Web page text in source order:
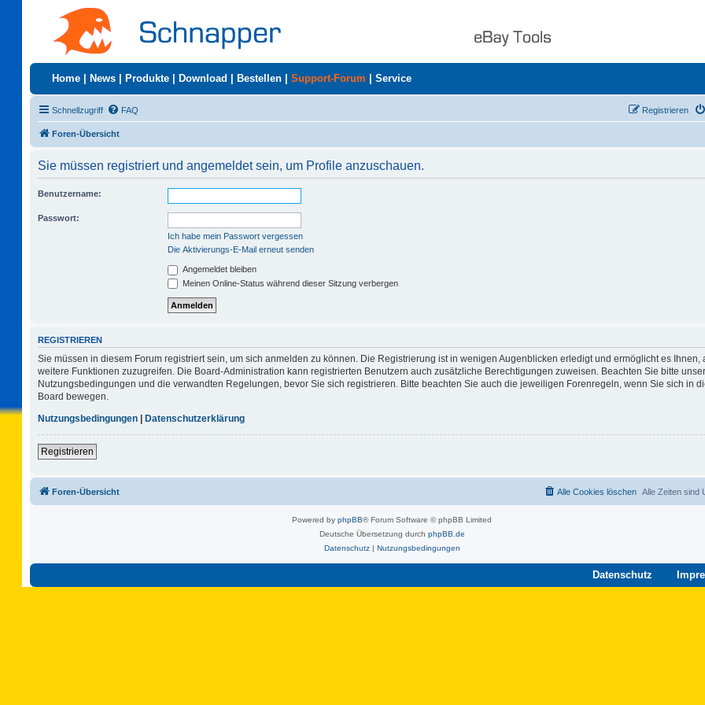
Home News Produkte Download Bestellen Support-Forum Service
Schnellzugriff FAQ Registrieren
Foren-Übersicht
Sie müssen registriert und angemeldet sein, um Profile anzuschauen.
Benutzername:
Passwort:
Ich habe mein Passwort vergessen
Die Aktivierungs-E-Mail erneut senden
Angemeldet bleiben
Meinen Online-Status während dieser Sitzung verbergen
REGISTRIEREN
Sie müssen in diesem Forum registriert sein, um sich anmelden zu können. Die Registrierung ist in wenigen Augenblicken erledigt und ermöglicht es Ihnen,
weitere Funktionen zuzugreifen. Die Board-Administration kann registrierten Benutzern auch zusätzliche Berechtigungen zuweisen. Beachten Sie bitte
Nutzungsbedingungen und die verwandten Regelungen, bevor Sie sich registrieren. Bitte beachten Sie auch die jeweiligen Forenregeln, wenn Sie sich in
Board bewegen.
Nutzungsbedingungen | Datenschutzerklärung
Registrieren
Foren-Übersicht Alle Zeiten sind
Alle Cookies löschen
Powered by phpBB® Forum Software © phpBB Limited
Deutsche Übersetzung durch phpBB.de
Datenschutz| Nutzungsbedingungen
Datenschutz